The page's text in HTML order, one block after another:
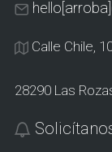
Calle Chile,
28290 Las